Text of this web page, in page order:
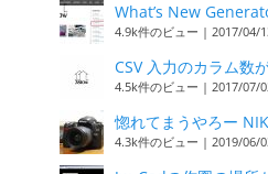
What’s New
4.9k件のビュー | 2017/04/
CSV 入力のカラム数
4.5k件のビュー | 2017/07/
惚れてまうやろー
4.3k件のビュー | 2019/06/